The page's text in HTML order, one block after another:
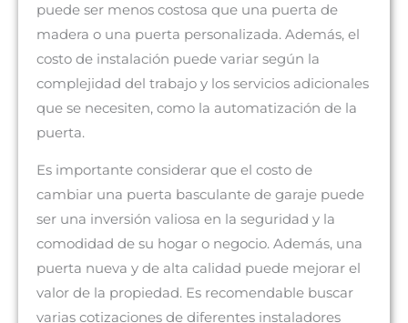
puede ser menos costosa que una puerta de
madera o una puerta personalizada. Además, el
costo de instalación puede variar según la
complejidad del trabajo y los servicios adicionales
que se necesiten, como la automatización de la
puerta.
Es importante considerar que el costo de
cambiar una puerta basculante de garaje puede
ser una inversión valiosa en la seguridad y la
comodidad de su hogar o negocio. Además, una
puerta nueva y de alta calidad puede mejorar el
valor de la propiedad. Es recomendable buscar
varias cotizaciones de diferentes instaladores